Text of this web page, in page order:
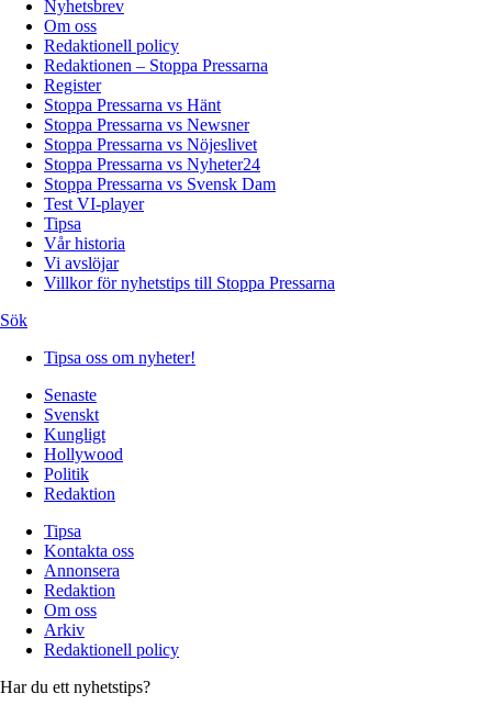
Nyhetsbrev
Om oss
Redaktionell policy
Redaktionen – Stoppa Pressarna
Register
Stoppa Pressarna vs Hänt
Stoppa Pressarna vs Newsner
Stoppa Pressarna vs Nöjeslivet
Stoppa Pressarna vs Nyheter24
Stoppa Pressarna vs Svensk Dam
Test VI-player
Tipsa
Vår historia
Vi avslöjar
Villkor för nyhetstips till Stoppa Pressarna
Sök
Tipsa oss om nyheter!
Senaste
Svenskt
Kungligt
Hollywood
Politik
Redaktion
Tipsa
Kontakta oss
Annonsera
Redaktion
Om oss
Arkiv
Redaktionell policy
Har du ett nyhetstips?